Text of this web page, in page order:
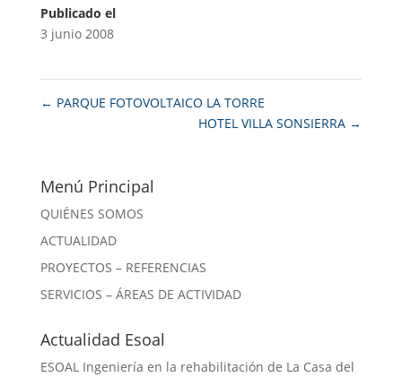
Publicado el
3 junio 2008
← PARQUE FOTOVOLTAICO LA TORRE
HOTEL VILLA SONSIERRA →
Menú Principal
QUIÉNES SOMOS
ACTUALIDAD
PROYECTOS – REFERENCIAS
SERVICIOS – ÁREAS DE ACTIVIDAD
Actualidad Esoal
ESOAL Ingeniería en la rehabilitación de La Casa del